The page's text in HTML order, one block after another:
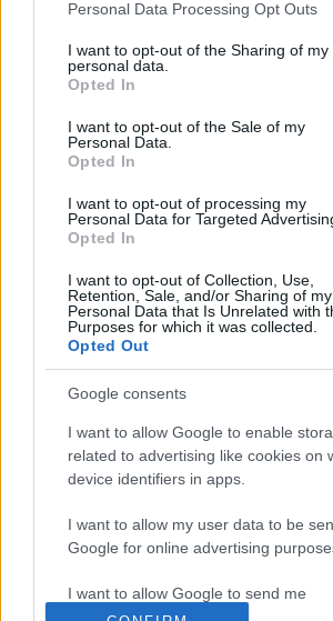
not limited to your visit or usage
grant or deny consent to Google and its
use your data for below specified
consent section.
Personal Data Processing Opt Outs
I want to opt-out of the Sharing of my
personal data.
Opted In
I want to opt-out of the Sale of my
Personal Data.
Opted In
I want to opt-out of processing my
Personal Data for Targeted
Opted In
I want to opt-out of Collection, Use,
Retention, Sale, and/or Sharing of my
Personal Data that Is Unrelated with
Purposes for which it was collected.
Opted Out
Google consents
I want to allow Google to enable
related to advertising like cookies on
device identifiers in apps.
I want to allow my user data to be
Google for online advertising
I want to allow Google to send me
personalized advertising.
Ujhelyi István EP képviselő is támogatja a
LMP: A MAGYAR EP-KÉPVISELŐK
SZAVAZZÁK MEG A TERMÉSZET-
2023. július. 03. 18:17
Mutatjuk Schmuck Erzsébet, a párt
AZ EP-BEN
2023. június. 27. 10:22
AZ EP SZERINT AGGODALOMRA
HOGY MAGYARORSZÁG TÖLTI
TANÁCS ELNÖKSÉGÉT 2024-BEN
2023. június. 01. 15:27
A 442 szavazattal, 144 ellenszavazat és
mellett elfogadott állásfoglalásukban az
megkérdőjelezték, hogy Magyarország
betölteni az Európai Unió Tanácsának
második felében.
LMP: A FIDESZ AZ ATOMENERGIA
FÖLDGÁZ ZÖLDRE FESTÉSE
Az Európai Parlament többek között a
szavazatával elutasította azt az